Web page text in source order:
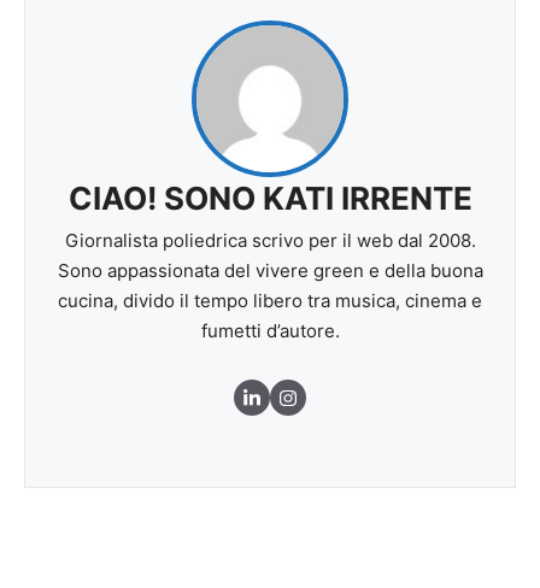
CIAO! SONO KATI IRRENTE
Giornalista poliedrica scrivo per il web dal 2008.
Sono appassionata del vivere green e della buona
cucina, divido il tempo libero tra musica, cinema e
fumetti d’autore.